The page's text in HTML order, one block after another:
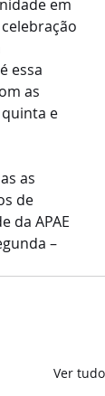
em
essa
as
e
as
de
da APAE
–
Ver tudo